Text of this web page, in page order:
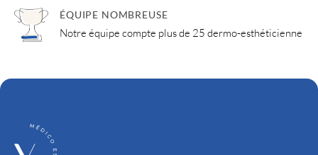
ÉQUIPE NOMBREUSE
Notre équipe compte plus de 25 dermo-esthéticienne